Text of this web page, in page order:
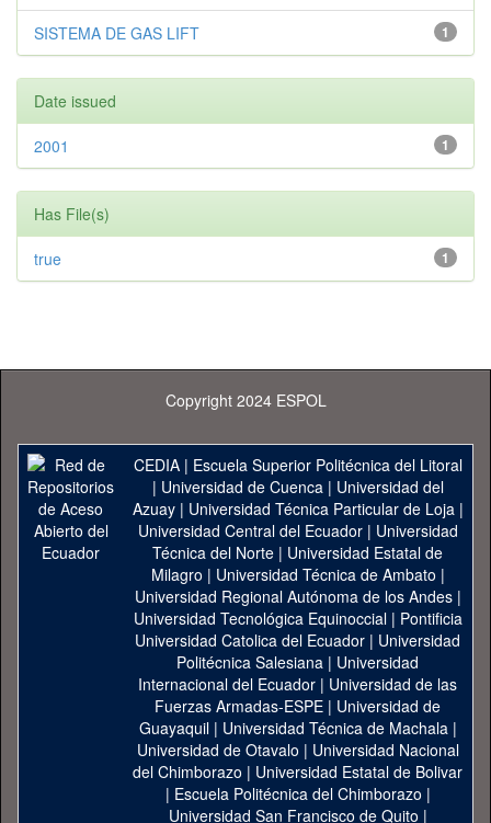
1
SISTEMA DE GAS LIFT
Date issued
1
2001
Has File(s)
1
true
Copyright 2024 ESPOL
CEDIA| Escuela Superior Politécnica del Litoral
| Universidad de Cuenca| Universidad del
Azuay| Universidad Técnica Particular de Loja|
Universidad Central del Ecuador| Universidad
Técnica del Norte | Universidad Estatal de
Milagro | Universidad Técnica de Ambato |
Universidad Regional Autónoma de los Andes|
Universidad Tecnológica Equinoccial| Pontificia
Universidad Catolica del Ecuador | Universidad
Politécnica Salesiana | Universidad
Internacional del Ecuador | Universidad de las
Fuerzas Armadas-ESPE | Universidad de
Guayaquil| Universidad Técnica de Machala|
Universidad de Otavalo | Universidad Nacional
del Chimborazo | Universidad Estatal de Bolivar
| Escuela Politécnica del Chimborazo |
Universidad San Francisco de Quito |